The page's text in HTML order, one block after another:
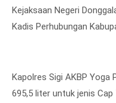
Kejaksaan Negeri
Kadis Perhubungan
Kapolres Sigi AKBP Yoga
695,5 liter untuk jenis